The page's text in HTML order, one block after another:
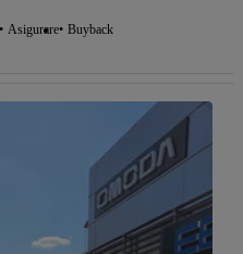
Asigurare Buyback